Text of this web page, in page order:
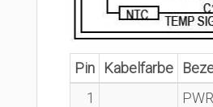
Pin Kabelfarbe
1
PWR